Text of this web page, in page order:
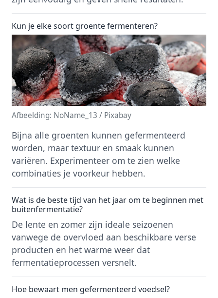
Kun je elke soort groente fermenteren?
Afbeelding: NoName_13 / Pixabay
Bijna alle groenten kunnen gefermenteerd
worden, maar textuur en smaak kunnen
variëren. Experimenteer om te zien welke
combinaties je voorkeur hebben.
Wat is de beste tijd van het jaar om te beginnen met
buitenfermentatie?
De lente en zomer zijn ideale seizoenen
vanwege de overvloed aan beschikbare verse
producten en het warme weer dat
fermentatieprocessen versnelt.
Hoe bewaart men gefermenteerd voedsel?